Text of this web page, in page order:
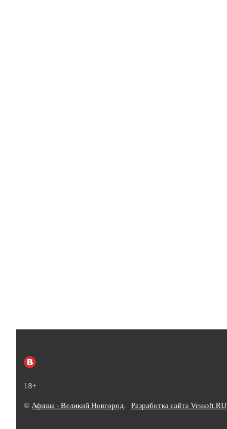
18+
© Афиша - Великий Новгород Разработка сайта Vessoft.RU.